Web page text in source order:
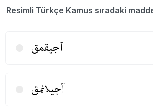
Resimli Türkçe Kamus sıradaki
آجیقمق
آجیلانمق